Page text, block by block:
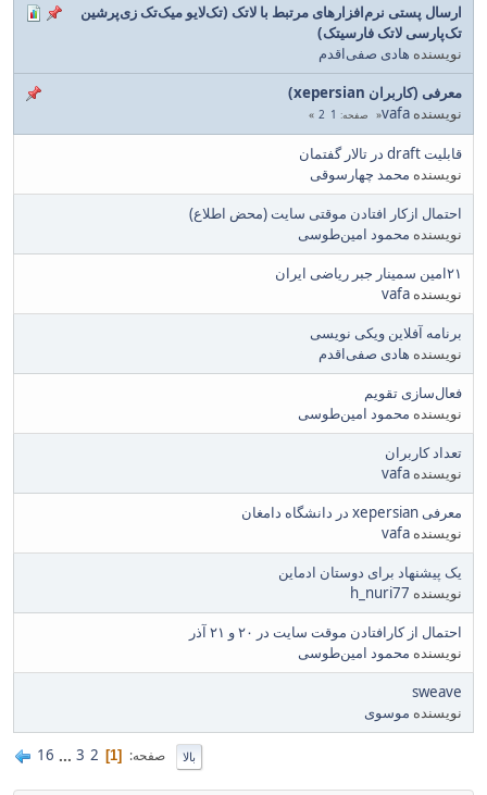
ارسال پستی نرم‌افزارهای مرتبط با لاتک (تک‌لایو میک‌تک زی‌پرشین
تک‌پارسی لاتک فارسیتک)
نویسنده هادی صفی‌اقدم
معرفی (کاربران xepersian)
نویسنده vafa صفحه 1
2
قابلیت draft در تالار گفتمان
نویسنده محمد چهارسوقی
احتمال ازکار افتادن موقتی سایت (محض اطلاع)
نویسنده محمود امین‌طوسی
۲۱امین سمینار جبر ریاضی ایران
نویسنده vafa
برنامه‌ آفلاین ویکی نویسی
نویسنده هادی صفی‌اقدم
فعال‌سازی تقویم
نویسنده محمود امین‌طوسی
تعداد کاربران
نویسنده vafa
معرفی xepersian در دانشگاه دامغان
نویسنده vafa
یک پیشنهاد برای دوستان ادماین
نویسنده h_nuri77
احتمال از کارافتادن موقت سایت در ۲۰ و ۲۱ آذر
نویسنده محمود امین‌طوسی
sweave
نویسنده موسوی
بالا صفحه 1
2
3
...
16